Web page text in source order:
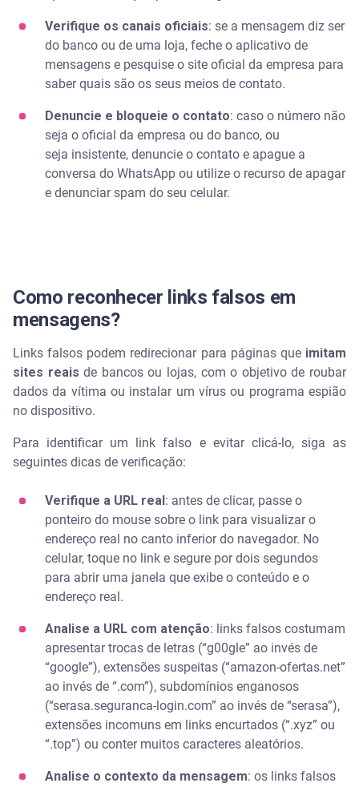
Verifique os canais oficiais: se a mensagem diz ser
do banco ou de uma loja, feche o aplicativo de
mensagens e pesquise o site oficial da empresa para
saber quais são os seus meios de contato.
Denuncie e bloqueie o contato: caso o número não
seja o oficial da empresa ou do banco, ou
seja insistente, denuncie o contato e apague a
conversa do WhatsApp ou utilize o recurso de apagar
e denunciar spam do seu celular.
Como reconhecer links falsos em
mensagens?
Links falsos podem redirecionar para páginas que imitam
sites reais de bancos ou lojas, com o objetivo de roubar
dados da vítima ou instalar um vírus ou programa espião
no dispositivo.
Para identificar um link falso e evitar clicá-lo, siga as
seguintes dicas de verificação:
Verifique a URL real : antes de clicar, passe o
ponteiro do mouse sobre o link para visualizar o
endereço real no canto inferior do navegador. No
celular, toque no link e segure por dois segundos
para abrir uma janela que exibe o conteúdo e o
endereço real.
Analise a URL com atenção: links falsos costumam
apresentar trocas de letras (“g00gle” ao invés de
“google”), extensões suspeitas (“amazon-ofertas.net”
ao invés de “.com”), subdomínios enganosos
(“serasa.seguranca-login.com” ao invés de “serasa”),
extensões incomuns em links encurtados (“.xyz” ou
“.top”) ou conter muitos caracteres aleatórios.
Analise o contexto da mensagem: os links falsos